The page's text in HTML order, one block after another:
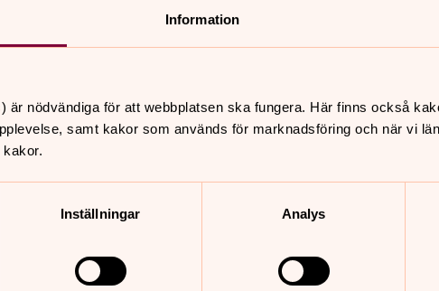
Information
är nödvändiga för att webbplatsen ska fungera. Här finns också
samt kakor som används för marknadsföring och när vi
Inställningar Analys
för inställningar.